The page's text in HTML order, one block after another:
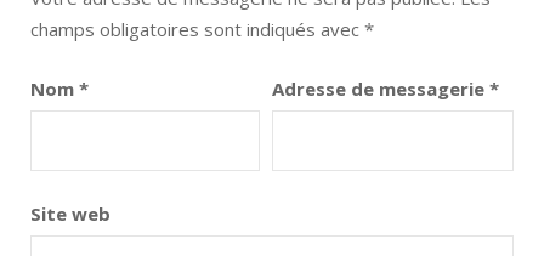
champs obligatoires sont indiqués avec *
Nom * Adresse de messagerie *
Site web